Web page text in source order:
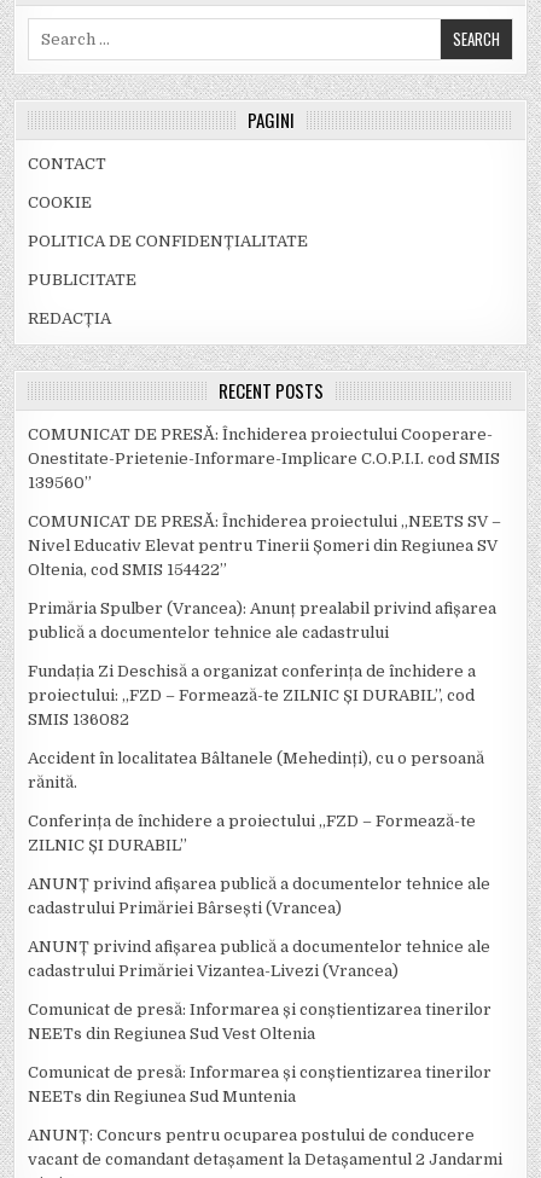
PAGINI
CONTACT
COOKIE
POLITICA DE CONFIDENȚIALITATE
PUBLICITATE
REDACȚIA
RECENT POSTS
COMUNICAT DE PRESĂ: Închiderea proiectului Cooperare-
Onestitate-Prietenie-Informare-Implicare C.O.P.I.I. cod SMIS
139560”
COMUNICAT DE PRESĂ: Închiderea proiectului „NEETS SV –
Nivel Educativ Elevat pentru Tinerii Șomeri din Regiunea SV
Oltenia, cod SMIS 154422”
Primăria Spulber (Vrancea): Anunț prealabil privind afișarea
publică a documentelor tehnice ale cadastrului
Fundația Zi Deschisă a organizat conferința de închidere a
proiectului: ,,FZD – Formează-te ZILNIC ȘI DURABIL’’, cod
SMIS 136082
Accident în localitatea Bâltanele (Mehedinți), cu o persoană
rănită.
Conferința de închidere a proiectului ,,FZD – Formează-te
ZILNIC ȘI DURABIL’’
ANUNȚ privind afișarea publică a documentelor tehnice ale
cadastrului Primăriei Bârsești (Vrancea)
ANUNȚ privind afișarea publică a documentelor tehnice ale
cadastrului Primăriei Vizantea-Livezi (Vrancea)
Comunicat de presă: Informarea și conștientizarea tinerilor
NEETs din Regiunea Sud Vest Oltenia
Comunicat de presă: Informarea și conștientizarea tinerilor
NEETs din Regiunea Sud Muntenia
ANUNȚ: Concurs pentru ocuparea postului de conducere
vacant de comandant detașament la Detașamentul 2 Jandarmi